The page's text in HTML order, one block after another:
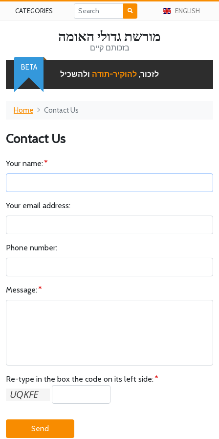
CATEGORIES ENGLISH
מורשת גדולי האומה
בזכותם קיים
לזכור, להוקיר-תודה ולהשכיל
BETA
Home Contact Us
Contact Us
Your name:
Your email address:
Phone number:
Message:
Re-type in the box the code on its left side:
Send